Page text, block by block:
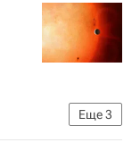
Еще3
Космос